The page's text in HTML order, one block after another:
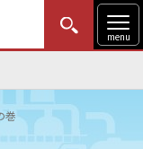
menu
方
巻